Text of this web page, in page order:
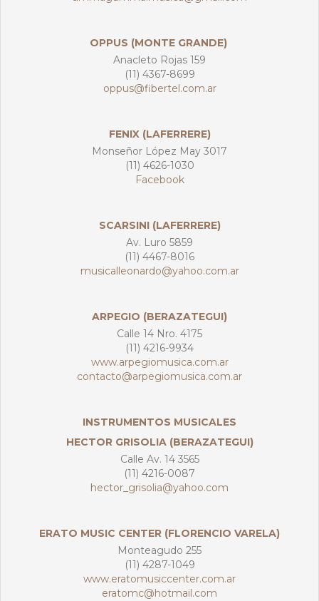
OPPUS (MONTE GRANDE)
Anacleto Rojas 159
(11) 4367-8699
oppus@fibertel.com.ar
FENIX (LAFERRERE)
Monseñor López May 3017
(11) 4626-1030
Facebook
SCARSINI (LAFERRERE)
Av. Luro 5859
(11) 4467-8016
musicalleonardo@yahoo.com.ar
ARPEGIO (BERAZATEGUI)
Calle 14 Nro. 4175
(11) 4216-9934
www.arpegiomusica.com.ar
contacto@arpegiomusica.com.ar
INSTRUMENTOS MUSICALES
HECTOR GRISOLIA (BERAZATEGUI)
Calle Av. 14 3565
(11) 4216-0087
hector_grisolia@yahoo.com
ERATO MUSIC CENTER (FLORENCIO VARELA)
Monteagudo 255
(11) 4287-1049
www.eratomusiccenter.com.ar
eratomc@hotmail.com